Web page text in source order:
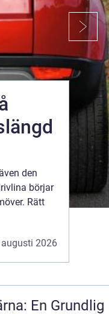
den
börjar
Rätt
2026
En Grundlig